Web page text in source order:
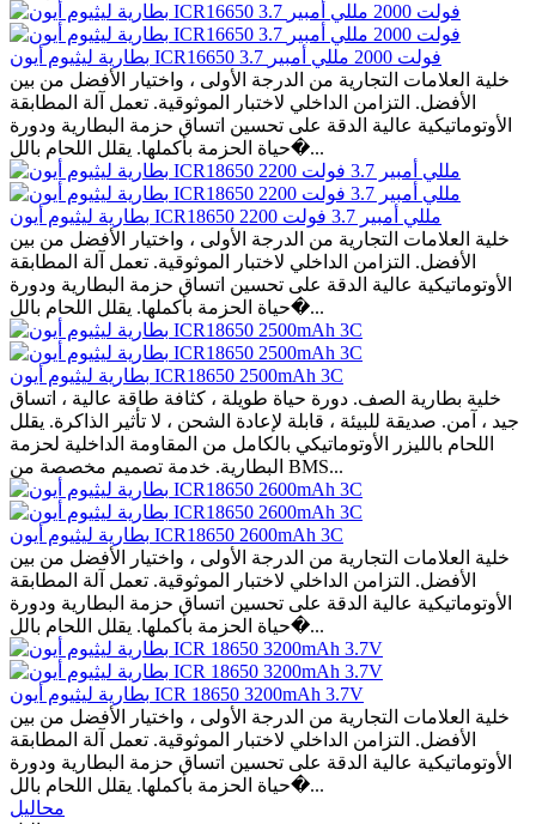
بطارية ليثيوم أيون ICR16650 3.7 فولت 2000 مللي أمبير
خلية العلامات التجارية من الدرجة الأولى ، واختيار الأفضل من بين
الأفضل. التزامن الداخلي لاختبار الموثوقية. تعمل آلة المطابقة
الأوتوماتيكية عالية الدقة على تحسين اتساق حزمة البطارية ودورة
حياة الحزمة بأكملها. يقلل اللحام بالل�...
بطارية ليثيوم أيون ICR18650 2200 مللي أمبير 3.7 فولت
خلية العلامات التجارية من الدرجة الأولى ، واختيار الأفضل من بين
الأفضل. التزامن الداخلي لاختبار الموثوقية. تعمل آلة المطابقة
الأوتوماتيكية عالية الدقة على تحسين اتساق حزمة البطارية ودورة
حياة الحزمة بأكملها. يقلل اللحام بالل�...
بطارية ليثيوم أيون ICR18650 2500mAh 3C
خلية بطارية الصف. دورة حياة طويلة ، كثافة طاقة عالية ، اتساق
جيد ، آمن. صديقة للبيئة ، قابلة لإعادة الشحن ، لا تأثير الذاكرة. يقلل
اللحام بالليزر الأوتوماتيكي بالكامل من المقاومة الداخلية لحزمة
البطارية. خدمة تصميم مخصصة من BMS...
بطارية ليثيوم أيون ICR18650 2600mAh 3C
خلية العلامات التجارية من الدرجة الأولى ، واختيار الأفضل من بين
الأفضل. التزامن الداخلي لاختبار الموثوقية. تعمل آلة المطابقة
الأوتوماتيكية عالية الدقة على تحسين اتساق حزمة البطارية ودورة
حياة الحزمة بأكملها. يقلل اللحام بالل�...
بطارية ليثيوم أيون ICR 18650 3200mAh 3.7V
خلية العلامات التجارية من الدرجة الأولى ، واختيار الأفضل من بين
الأفضل. التزامن الداخلي لاختبار الموثوقية. تعمل آلة المطابقة
الأوتوماتيكية عالية الدقة على تحسين اتساق حزمة البطارية ودورة
حياة الحزمة بأكملها. يقلل اللحام بالل�...
محاليل